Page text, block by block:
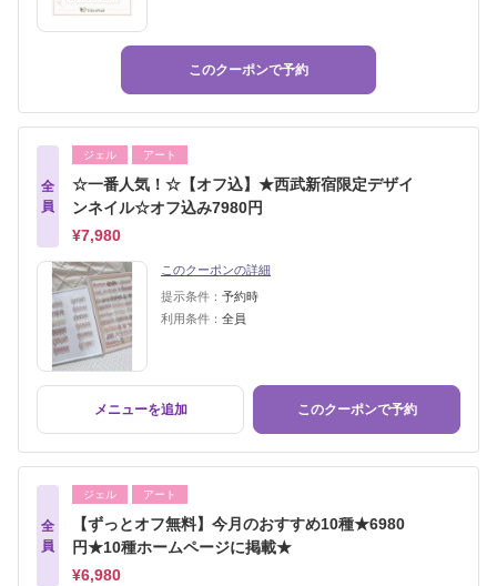
このクーポンで予約
全
員
ジェル アート
☆一番人気！☆【オフ込】★西武新宿限定デザイ
ンネイル☆オフ込み7980円
¥7,980
このクーポンの詳細
提示条件： 予約時
利用条件： 全員
メニューを追加 このクーポンで予約
全
員
ジェル アート
【ずっとオフ無料】今月のおすすめ10種★6980
円★10種ホームページに掲載★
¥6,980